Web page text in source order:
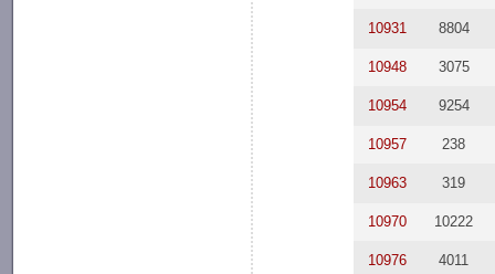
10931 8804
10948 3075
10954 9254
10957 238
10963 319
10970 10222
10976 4011